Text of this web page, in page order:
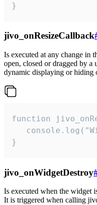
}
jivo_onResizeCallback
Is executed at any change in
open, closed or dragged by a
dynamic displaying or hiding
function
}
jivo_onWidgetDestroy
Is executed when the widget
It is triggered when calling